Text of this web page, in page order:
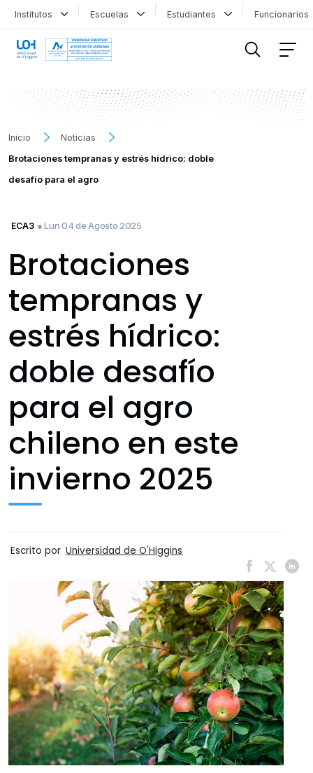
Institutos Escuelas Estudiantes
Inicio
Noticias
Brotaciones tempranas y estrés hídrico: doble
desafío para el agro
ECA3 ● Lun 04 de Agosto 2025
Brotaciones
tempranas y
estrés hídrico:
doble desafío
para el agro
chileno en este
invierno 2025
Escrito por Universidad de O'Higgins